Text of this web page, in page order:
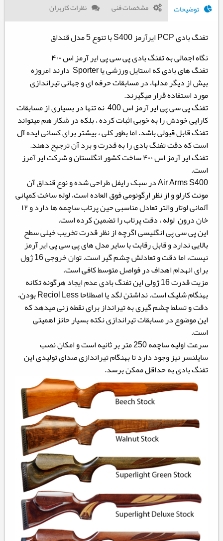
توضیحات مشخصات فنی نظرات کاربران
تفنگ بادی PCP ایرآرمز S400 با تنوع 5 مدل قنداق
نگاه اجمالی به تفنگ بادی پی سی پی ایر آرمز اس ۴۰۰
تفنگ های بادی که استایل ورزشی یا Sporter دارند امروزه
بیش از دیگر مدلها، در مسابقات حرفه ای و جهانی تیراندازی
مورد استفاده قرار میگیرند.
تفنگ پی سی پی ایر آرمز اس 400 نه تنها در بسیاری از مسابقات
کارایی خودش را به خوبی اثبات کرده ، بلکه در شکار هم میتواند
تفنگ قابل قبولی باشد. اما بطور کلی ، بیشتر برای کسانی ایده آل
است که دقت تفنگ بادی را به قدرت و برد آن ترجیح دهند.
تفنگ ایر آرمز اس ۴۰۰ ساخت کشور انگلستان و شرکت ایر آمرز
است.
Air Arms S400 در سبک رایفل طراحی شده و نوع قنداق آن
مونت کارلو و از نظر ارگونومی فوق العاده است، لوله ساخت کمپانی
آلمانی لوتار والتر تعادل مناسبی حین پرتاب ساچمه ها دارد و ۱۲
خان درون لوله ، دقت پرتاب را تضمین کرده است.
این پی سی پی انگلیسی اگرچه از نظر قدرت تخریب خیلی سطح
بالایی ندارد و قابل رقابت با سایر مدل های پی سی پی ایر آرمز
نیست، اما دقت و تعادلش چشم گیر است. توان خروجی 16 ژول
برای انهدام اهداف در فواصل متوسط کافی است.
مزیت قدرت 16 ژولی این تفنگ بادی عدم ایجاد هرگونه تکانه
بهنگام شلیک است. نداشتن لگد یا اصطلاحا Reciol Less بودن،
دقت و تسلط چشم گیری به تیرانداز برای نقطه زنی میدهد که
این موضوع در مسابقات تیراندازی نکته بسیار حائز اهمیتی
است.
سرعت اولیه ساچمه 250 متر بر ثانیه است و امکان نصب
سایلنسر نیز وجود دارد تا بهنگام تیراندازی صدای تولیدی این
تفنگ بادی به حداقل ممکن برسد.